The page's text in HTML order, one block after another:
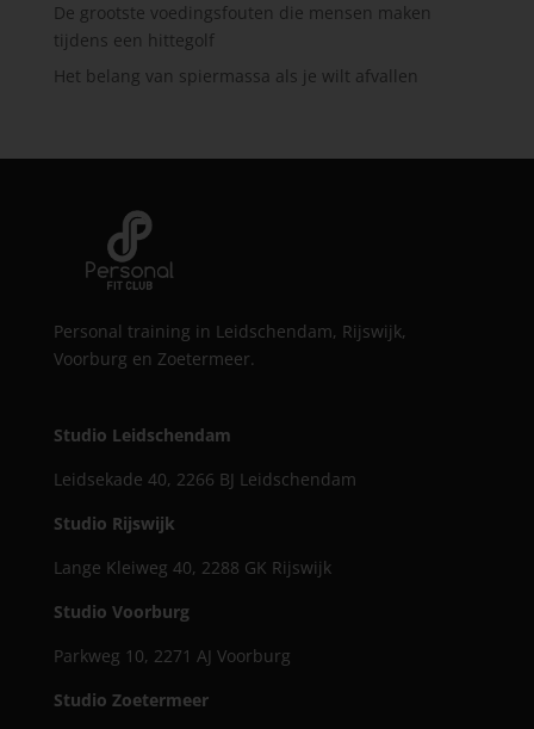
De grootste voedingsfouten die mensen maken
tijdens een hittegolf
Het belang van spiermassa als je wilt afvallen
Personal training in Leidschendam, Rijswijk,
Voorburg en Zoetermeer.
Studio Leidschendam
Leidsekade 40, 2266 BJ Leidschendam
Studio Rijswijk
Lange Kleiweg 40, 2288 GK Rijswijk
Studio Voorburg
Parkweg 10, 2271 AJ Voorburg
Studio Zoetermeer